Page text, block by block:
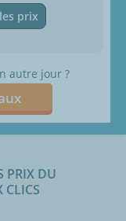
prix
autre jour ?
PRIX DU
CLICS